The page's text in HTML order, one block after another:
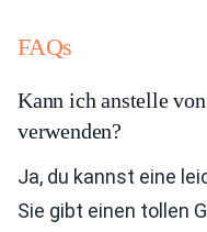
FAQs
Kann ich anstelle
verwenden?
Ja, du kannst eine
Sie gibt einen tollen